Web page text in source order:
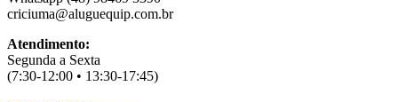
criciuma@aluguequip.com.br
Atendimento:
Segunda a Sexta
(7:30-12:00 • 13:30-17:45)